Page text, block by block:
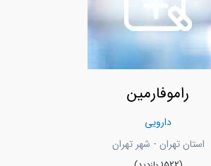
راموفارمین
دارویی
استان تهران - شهر تهران